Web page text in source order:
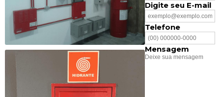
Digite seu E-mail
Telefone
Mensagem